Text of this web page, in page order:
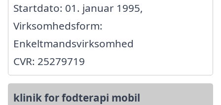
Startdato: 01. januar 1995,
Virksomhedsform:
Enkeltmandsvirksomhed
CVR: 25279719
klinik for fodterapi mobil